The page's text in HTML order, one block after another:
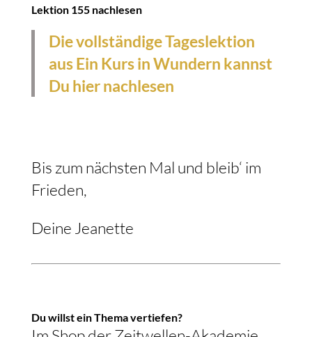
Lektion 155 nachlesen
Die vollständige Tageslektion
aus Ein Kurs in Wundern kannst
Du hier nachlesen
Bis zum nächsten Mal und bleib‘ im
Frieden,
Deine Jeanette
Du willst ein Thema vertiefen?